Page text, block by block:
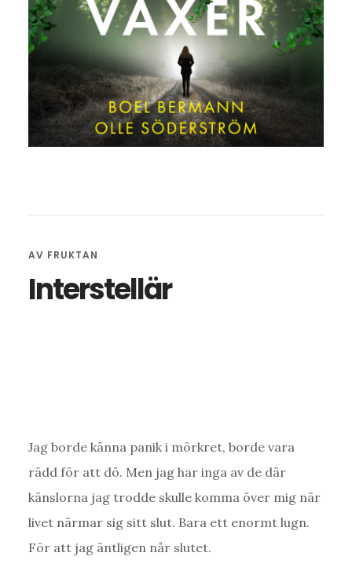
AV FRUKTAN
Interstellär
Jag borde känna panik i mörkret, borde vara
rädd för att dö. Men jag har inga av de där
känslorna jag trodde skulle komma över mig när
livet närmar sig sitt slut. Bara ett enormt lugn.
För att jag äntligen når slutet.